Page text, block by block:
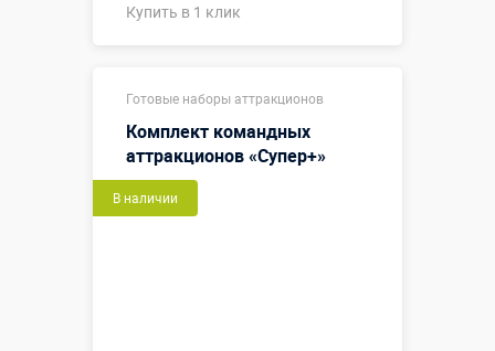
Купить в 1 клик
Готовые наборы аттракционов
Комплект командных
аттракционов «Супер+»
В наличии